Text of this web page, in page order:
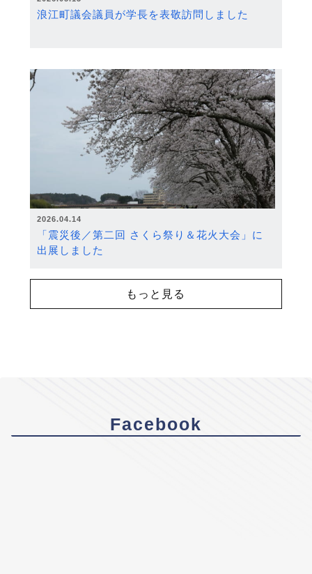
浪江町議会議員が学長を表敬訪問しました
2026.04.14
「震災後／第二回 さくら祭り＆花火大会」に
出展しました
もっと見る
Facebook